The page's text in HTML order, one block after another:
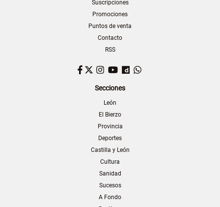
Suscripciones
Promociones
Puntos de venta
Contacto
RSS
Facebook
TwitterInstagram
YouTubeDailymotion
Secciones
León
El Bierzo
Provincia
Deportes
Castilla y León
Cultura
Sanidad
Sucesos
A Fondo